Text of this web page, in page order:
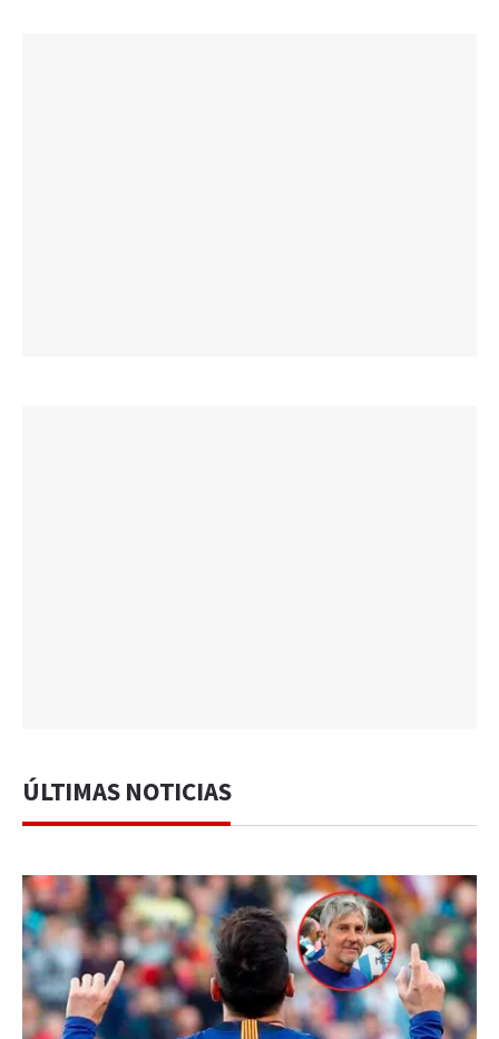
ÚLTIMAS NOTICIAS